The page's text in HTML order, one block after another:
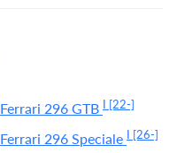
Ferrari 296 GTB I [22-]
Ferrari 296 Speciale I [26-]